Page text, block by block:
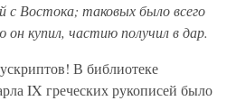
с Востока; таковых было всего
купил, частию получил в дар.
В библиотеке
IX греческих рукописей было